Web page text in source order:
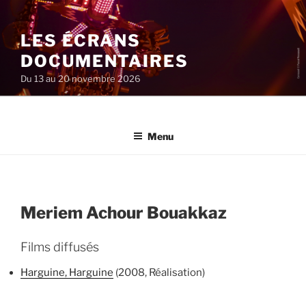
au
contenu
principal
LES ÉCRANS
DOCUMENTAIRES
Du 13 au 20 novembre 2026
Menu
Meriem Achour Bouakkaz
Films diffusés
Harguine, Harguine (2008, Réalisation)